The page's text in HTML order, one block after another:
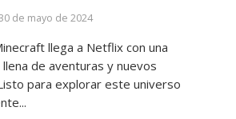
de mayo de 2024
llega a Netflix con una
de aventuras y nuevos
para explorar este universo